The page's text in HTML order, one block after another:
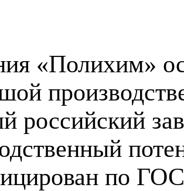
«Полихим»
российский
по